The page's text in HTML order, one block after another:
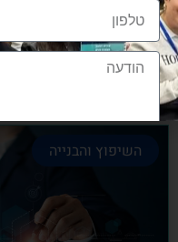
שיתופי פעולה בענף
להצלחה, לנו בארכדיבי
אלעד גרגיר - מייסד ומנכ"ל arcdb
השיפוץ והבנייה